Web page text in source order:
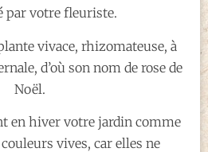
par votre fleuriste.
vivace, rhizomateuse, à
d’où son nom de rose de
Noël.
en hiver votre jardin comme
vives, car elles ne